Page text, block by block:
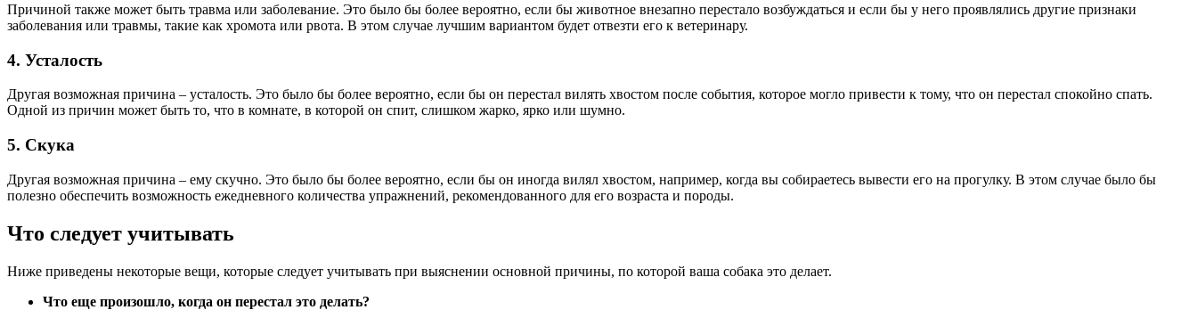
Причиной также может быть травма или заболевание. Это было бы более вероятно, если бы животное внезапно перестало возбуждаться и если бы у него проявлялись другие признаки
заболевания или травмы, такие как хромота или рвота. В этом случае лучшим вариантом будет отвезти его к ветеринару.
4. Усталость
Другая возможная причина – усталость. Это было бы более вероятно, если бы он перестал вилять хвостом после события, которое могло привести к тому, что он перестал спокойно спать.
Одной из причин может быть то, что в комнате, в которой он спит, слишком жарко, ярко или шумно.
5. Скука
Другая возможная причина – ему скучно. Это было бы более вероятно, если бы он иногда вилял хвостом, например, когда вы собираетесь вывести его на прогулку. В этом случае было бы
полезно обеспечить возможность ежедневного количества упражнений, рекомендованного для его возраста и породы.
Что следует учитывать
Ниже приведены некоторые вещи, которые следует учитывать при выяснении основной причины, по которой ваша собака это делает.
Что еще произошло, когда он перестал это делать?